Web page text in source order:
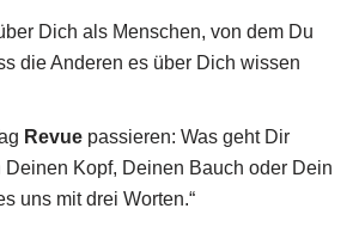
Dich als Menschen, von dem Du
die Anderen es über Dich wissen
Revue passieren: Was geht Dir
Deinen Kopf, Deinen Bauch oder Dein
uns mit drei Worten.“